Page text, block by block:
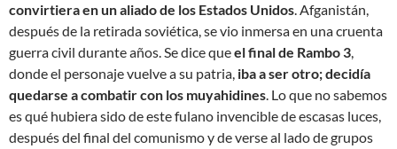
convirtiera en un aliado de los Estados Unidos. Afganistán,
después de la retirada soviética, se vio inmersa en una cruenta
guerra civil durante años. Se dice queel final de Rambo 3,
donde el personaje vuelve a su patria, iba a ser otro; decidía
quedarse a combatir con los muyahidines. Lo que no sabemos
es qué hubiera sido de este fulano invencible de escasas luces,
después del final del comunismo y de verse al lado de grupos